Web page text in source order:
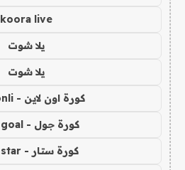
koora live
يلا شوت
يلا شوت
كورة اون لاين - kora onli
كورة جول - kora goal
كورة ستار - kora star